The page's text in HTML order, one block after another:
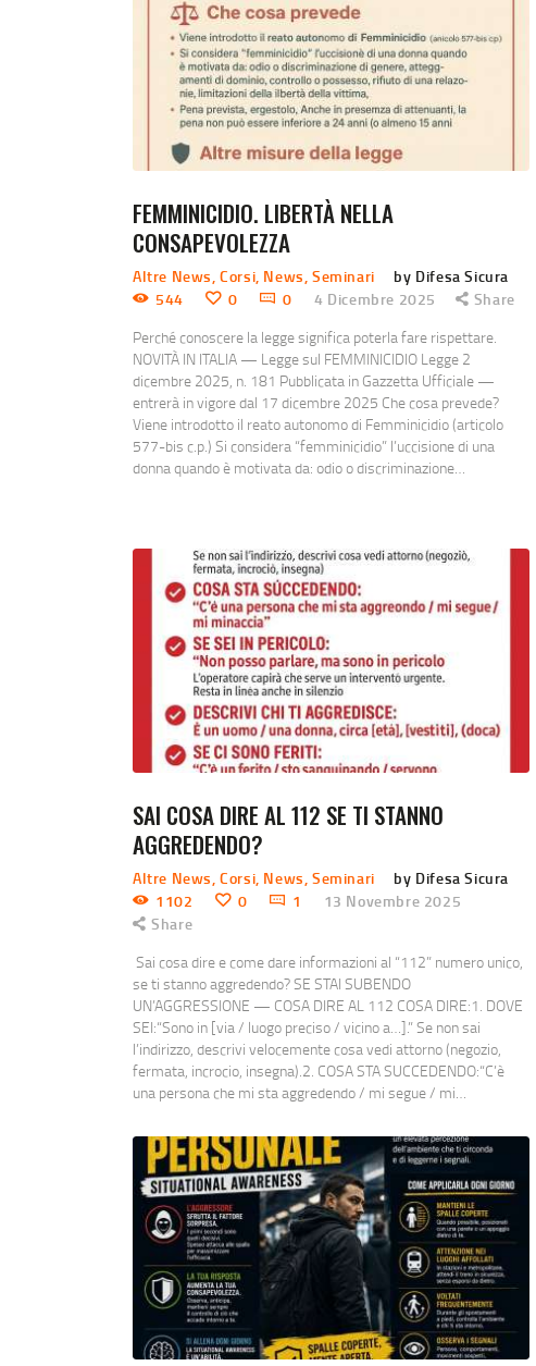
FEMMINICIDIO. LIBERTÀ NELLA
CONSAPEVOLEZZA
Altre News,Corsi, News,Seminari
by Difesa Sicura
544
0 0 4 Dicembre 2025
Share
Perché conoscere la legge significa poterla fare rispettare.
NOVITÀ IN ITALIA — Legge sul FEMMINICIDIO Legge 2
dicembre 2025, n. 181 Pubblicata in Gazzetta Ufficiale —
entrerà in vigore dal 17 dicembre 2025 Che cosa prevede?
Viene introdotto il reato autonomo di Femminicidio (articolo
577-bis c.p.) Si considera “femminicidio” l’uccisione di una
donna quando è motivata da: odio o discriminazione…
SAI COSA DIRE AL 112 SE TI STANNO
AGGREDENDO?
Altre News ,Corsi News ,Seminari
by Difesa Sicura
1102
0 1
13 Novembre 2025
Share
Sai cosa dire e come dare informazioni al “112” numero unico,
se ti stanno aggredendo? SE STAI SUBENDO
UN’AGGRESSIONE — COSA DIRE AL 112 COSA DIRE:1. DOVE
SEI:“Sono in [via / luogo preciso / vicino a…].” Se non sai
l’indirizzo, descrivi velocemente cosa vedi attorno (negozio,
fermata, incrocio, insegna).2. COSA STA SUCCEDENDO:“C’è
una persona che mi sta aggredendo / mi segue / mi…